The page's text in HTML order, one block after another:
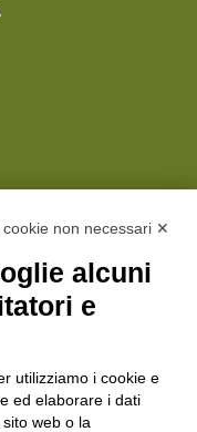
cookie non necessari ✕
alcuni
e
utilizziamo i cookie e
ed elaborare i dati
web o la